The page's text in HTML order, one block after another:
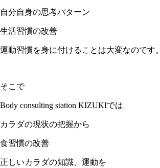
自分自身の思考パターン
生活習慣の改善
運動習慣を身に付けることは大変なのです。
そこで
Body consulting station KIZUKIでは
カラダの現状の把握から
食習慣の改善
正しいカラダの知識、運動を